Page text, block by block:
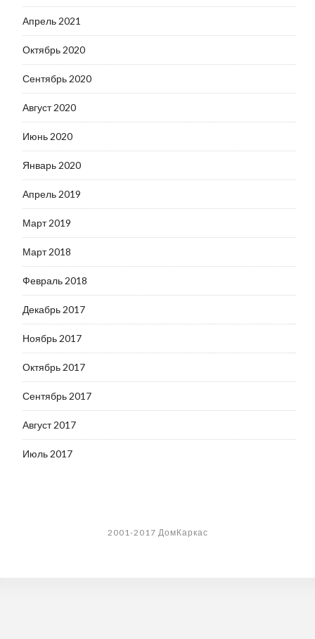
Апрель 2021
Октябрь 2020
Сентябрь 2020
Август 2020
Июнь 2020
Январь 2020
Апрель 2019
Март 2019
Март 2018
Февраль 2018
Декабрь 2017
Ноябрь 2017
Октябрь 2017
Сентябрь 2017
Август 2017
Июль 2017
2001-2017 ДомКаркас